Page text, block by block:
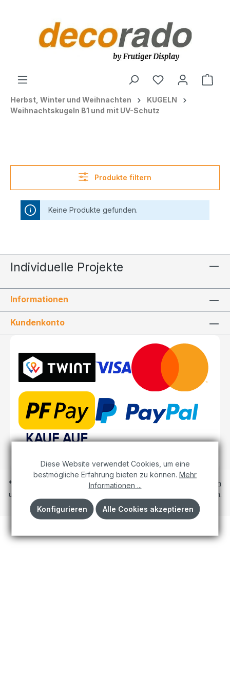
Herbst, Winter und Weihnachten
KUGELN
Weihnachtskugeln B1 und mit UV-Schutz
Produkte filtern
Keine Produkte gefunden.
Individuelle Projekte
Informationen
Kundenkonto
* Alle Preise inkl. gesetzl. Mehrwertsteuer zzgl.
Versandkosten
und ggf. Nachnahmegebühren, wenn nicht anders angegeben.
Diese Website verwendet Cookies, um eine
bestmögliche Erfahrung bieten zu können. Mehr
Informationen ...
Konfigurieren Alle Cookies akzeptieren